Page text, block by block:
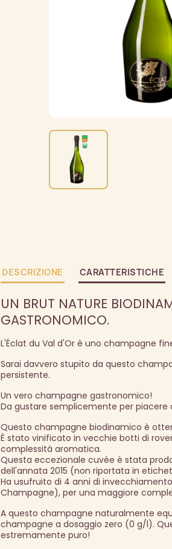
DESCRIZIONE CARATTERISTICHE
UN BRUT NATURE
GASTRONOMICO.
L'Éclat du Val d'Or è uno champagne
Sarai davvero stupito da questo
persistente.
Un vero champagne gastronomico!
Da gustare semplicemente per
Questo champagne biodinamico è
È stato vinificato in vecchie botti di
complessità aromatica.
Questa eccezionale cuvée è stata
dell'annata 2015 (non riportata in
Ha usufruito di 4 anni di
Champagne), per una maggiore
A questo champagne naturalmente
champagne a dosaggio zero (0 g/l).
estremamente puro!